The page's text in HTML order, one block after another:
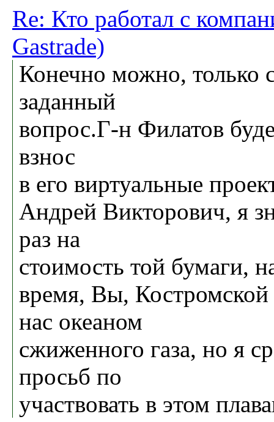
Re: Кто работал с
Gastrade)
Конечно можно, только
заданный
вопрос.Г-н Филатов
взнос
в его виртуальные
Андрей Викторович, я
раз на
стоимость той бумаги,
время, Вы,
нас океаном
сжиженного газа, но я
просьб по
участвовать в этом